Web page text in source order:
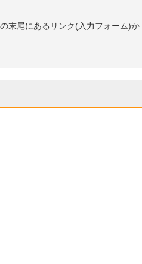
末尾にあるリンク(入力フォーム)か